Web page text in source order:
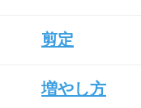
剪定
増やし方